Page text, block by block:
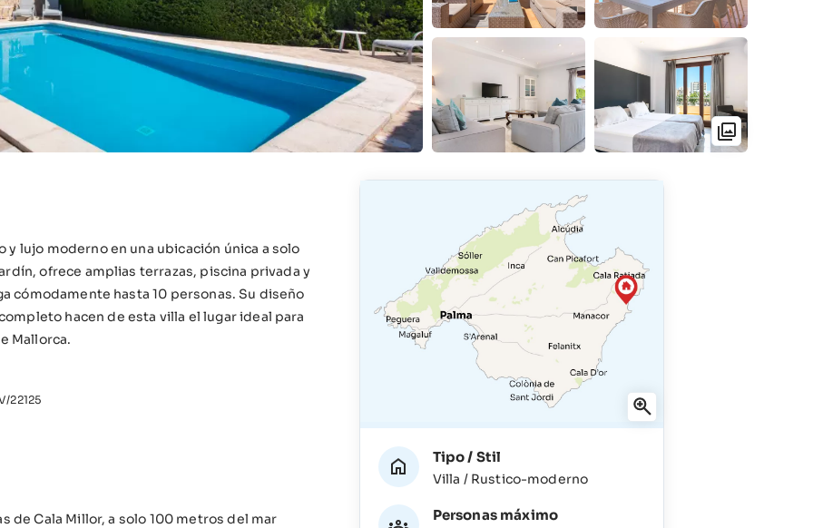
lujo moderno en una ubicación única a solo
ofrece amplias terrazas, piscina privada y
cómodamente hasta 10 personas. Su diseño
hacen de esta villa el lugar ideal para
Mallorca.
22125
de Cala Millor, a solo 100 metros del mar
Tipo / Stil
Villa / Rustico-moderno
Personas máximo